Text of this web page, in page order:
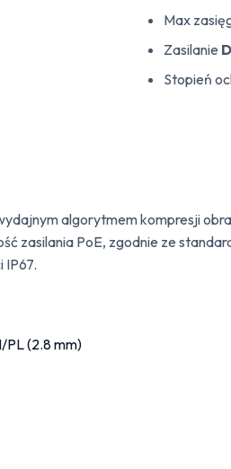
Max
Zasilanie
Stopień
algorytmem kompresji
zasilania PoE, zgodnie ze
IP67.